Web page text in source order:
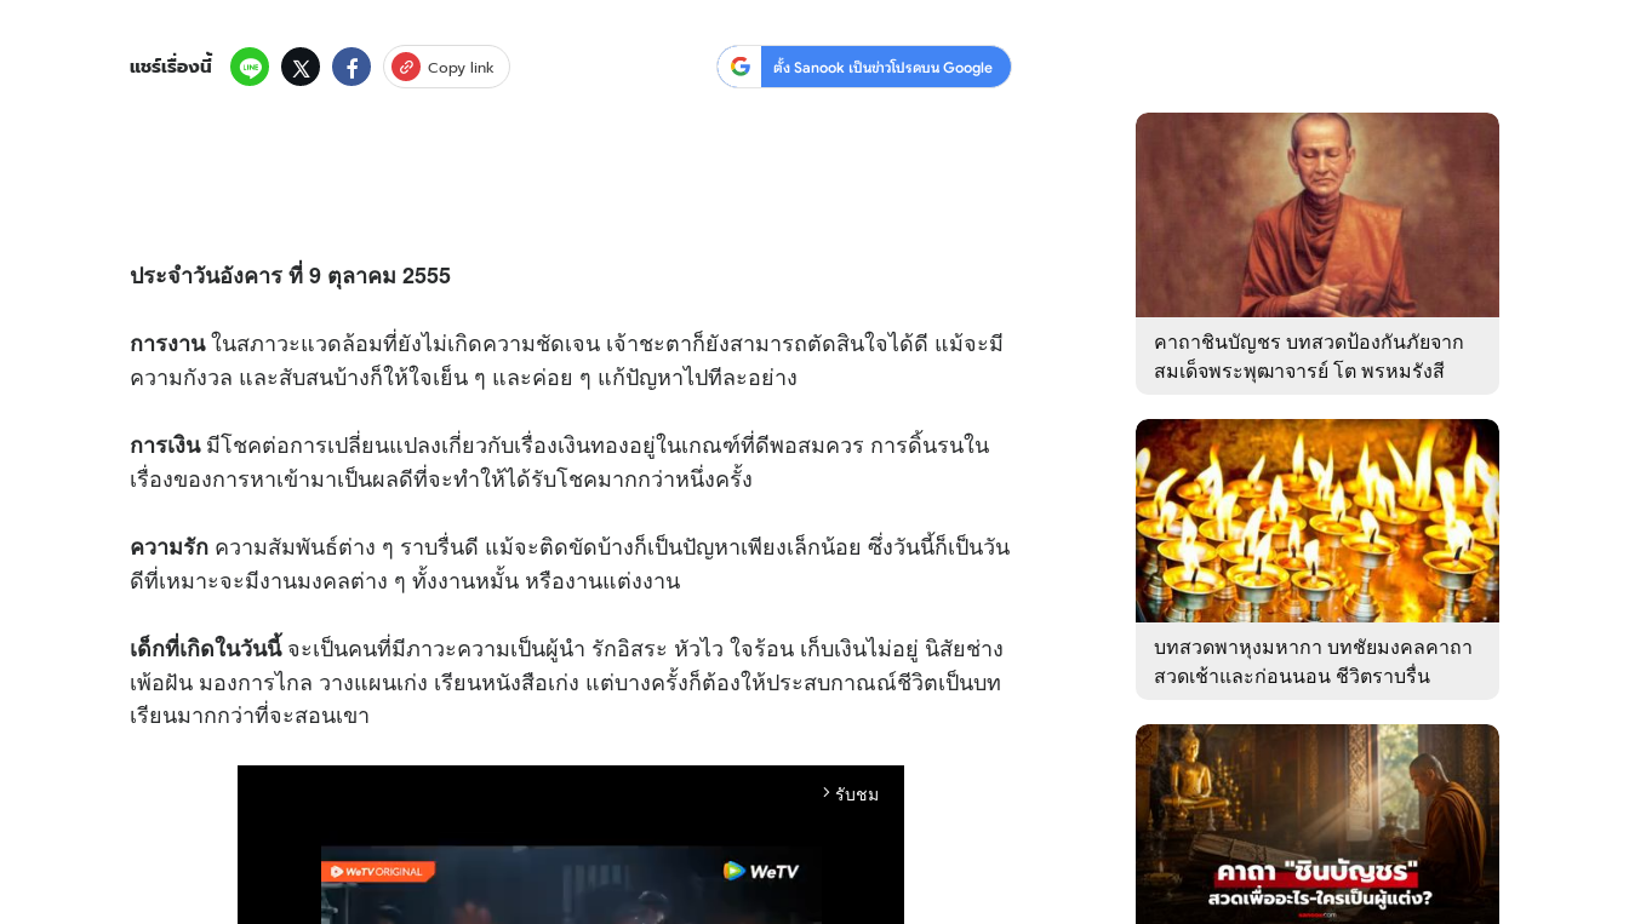
แชร์เรื่องนี้ Copy link ตั้ง Sanook เป็นข่าวโปรดบน Google
ประจำวันอังคาร ที่ 9 ตุลาคม 2555
การงานในสภาวะแวดล้อมที่ยังไม่เกิดความชัดเจน เจ้าชะตาก็ยังสามารถตัดสินใจได้ดี แม้จะมี
ความกังวล และสับสนบ้างก็ให้ใจเย็น ๆ และค่อย ๆ แก้ปัญหาไปทีละอย่าง
การเงินมีโชคต่อการเปลี่ยนแปลงเกี่ยวกับเรื่องเงินทองอยู่ในเกณฑ์ที่ดีพอสมควร การดิ้นรนใน
เรื่องของการหาเข้ามาเป็นผลดีที่จะทำให้ได้รับโชคมากกว่าหนึ่งครั้ง
ความรัก ความสัมพันธ์ต่าง ๆ ราบรื่นดี แม้จะติดขัดบ้างก็เป็นปัญหาเพียงเล็กน้อย ซึ่งวันนี้ก็เป็นวัน
ดีที่เหมาะจะมีงานมงคลต่าง ๆ ทั้งงานหมั้น หรืองานแต่งงาน
เด็กที่เกิดในวันนี้จะเป็นคนที่มีภาวะความเป็นผู้นำ รักอิสระ หัวไว ใจร้อน เก็บเงินไม่อยู่ นิสัยช่าง
เพ้อฝัน มองการไกล วางแผนเก่ง เรียนหนังสือเก่ง แต่บางครั้งก็ต้องให้ประสบกาณณ์ชีวิตเป็นบท
เรียนมากกว่าที่จะสอนเขา
arrow_forward_ios รับชม
คาถาชินบัญชร บทสวดป้องกันภัยจาก
สมเด็จพระพุฒาจารย์ โต พรหมรังสี
บทสวดพาหุงมหากา บทชัยมงคลคาถา
สวดเช้าและก่อนนอน ชีวิตราบรื่น